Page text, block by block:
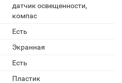
датчик освещенности,
компас
Есть
Экранная
Есть
Пластик